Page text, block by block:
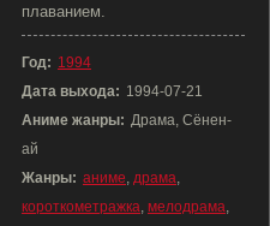
плаванием.
Год: 1994
Дата выхода: 1994-07-21
Аниме жанры: Драма, Сёнен-
ай
Жанры: аниме, драма,
короткометражка, мелодрама,